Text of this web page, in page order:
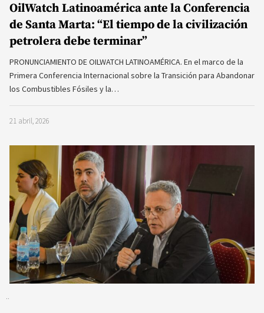
OilWatch Latinoamérica ante la Conferencia
de Santa Marta: “El tiempo de la civilización
petrolera debe terminar”
PRONUNCIAMIENTO DE OILWATCH LATINOAMÉRICA. En el marco de la
Primera Conferencia Internacional sobre la Transición para Abandonar
los Combustibles Fósiles y la…
21 abril, 2026